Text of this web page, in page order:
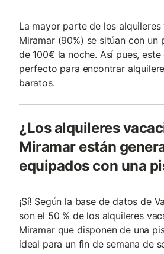
La mayor parte de los alquileres
Miramar (90%) se sitúan con un
de 100€ la noche. Así pues,
perfecto para encontrar
baratos.
¿Los alquileres
Miramar están
equipados con una
¡Sí! Según la base de datos de
son el 50 % de los alquileres
Miramar que disponen de una
ideal para un fin de semana de